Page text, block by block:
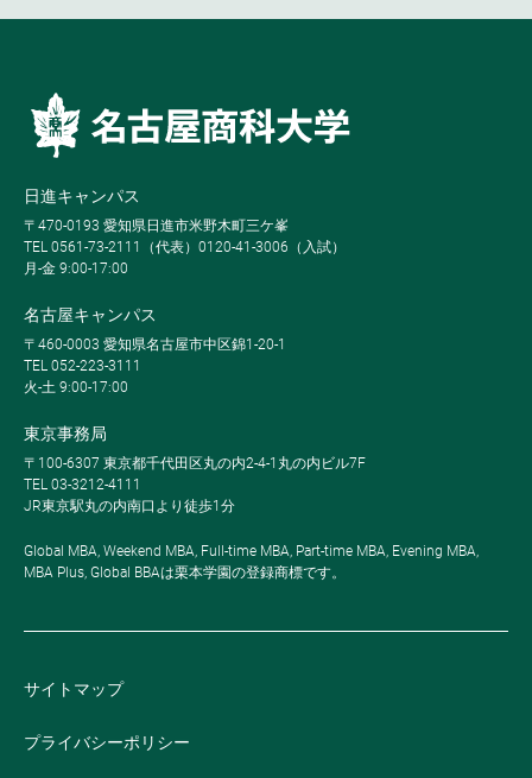
日進キャンパス
〒470-0193 愛知県日進市米野木町三ケ峯
TEL 0561-73-2111（代表）0120-41-3006（入試）
月-金 9:00-17:00
名古屋キャンパス
〒460-0003 愛知県名古屋市中区錦1-20-1
TEL 052-223-3111
火-土 9:00-17:00
東京事務局
〒100-6307 東京都千代田区丸の内2-4-1丸の内ビル7F
TEL 03-3212-4111
JR東京駅丸の内南口より徒歩1分
Global MBA, Weekend MBA, Full-time MBA, Part-time MBA, Evening MBA,
MBA Plus, Global BBAは栗本学園の登録商標です。
サイトマップ
プライバシーポリシー